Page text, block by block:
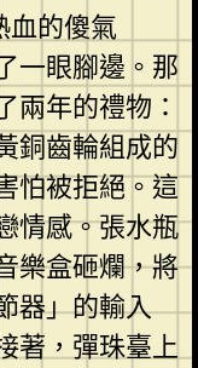
血的傻氣
一眼腳邊。那
兩年的禮物：
銅齒輪組成的
怕被拒絕。這
情感。張水瓶
樂盒砸爛，將
器」的輸入
著，彈珠臺上